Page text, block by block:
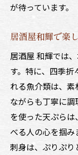
が待っています。
居酒屋和輝で楽
居酒屋 和輝では
す。特に、四季
れる魚介類は、
ながらも丁寧に
を使った天ぷら
べる人の心を掴
刺身は、ぷりぷ